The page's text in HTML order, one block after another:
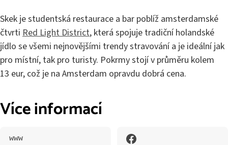
Skek je studentská restaurace a bar poblíž amsterdamské
čtvrti Red Light District, která spojuje tradiční holandské
jídlo se všemi nejnovějšími trendy stravování a je ideální jak
pro místní, tak pro turisty. Pokrmy stojí v průměru kolem
13 eur, což je na Amsterdam opravdu dobrá cena.
Více informací